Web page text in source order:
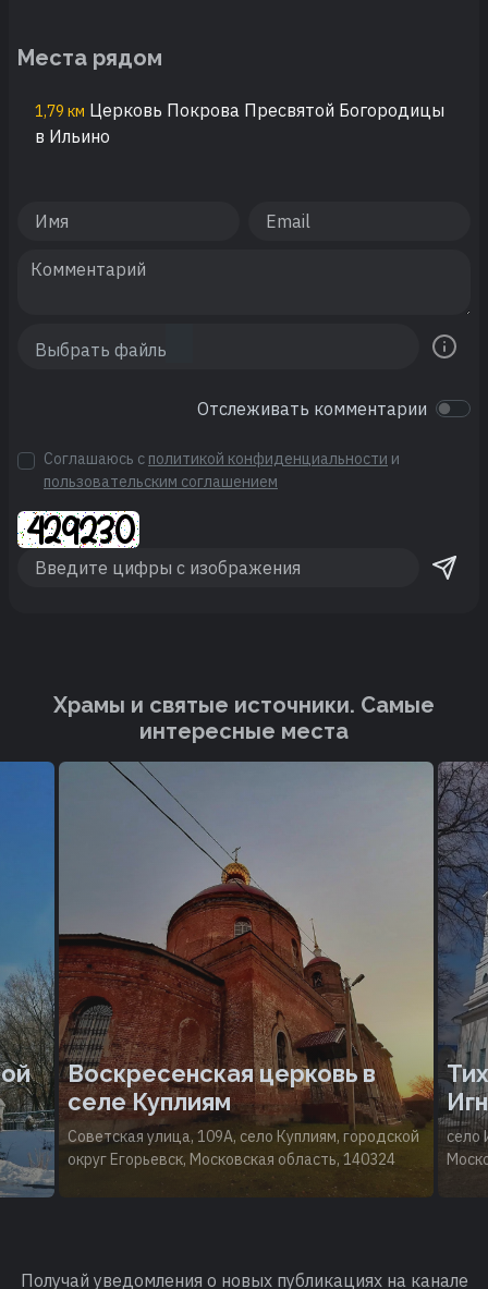
Места рядом
1,79 км Церковь Покрова Пресвятой Богородицы
в Ильино
Отслеживать комментарии
Соглашаюсь с политикой конфиденциальности и
пользовательским соглашением
Храмы и святые источники. Cамые
интересные места
Воскресенская церковь в
селе Куплиям
Советская улица, 109А, село Куплиям, городской
округ Егорьевск, Московская область, 140324
село
Получай уведомления о новых публикациях на канале